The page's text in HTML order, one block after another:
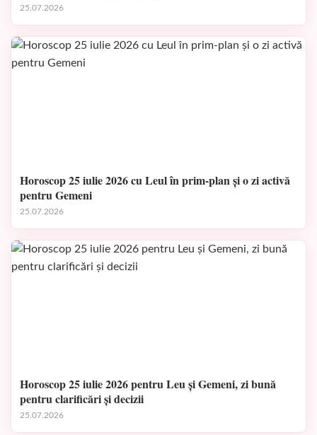
25.07.2026
Horoscop 25 iulie 2026 cu Leul în prim-plan și o zi activă
pentru Gemeni
25.07.2026
Horoscop 25 iulie 2026 pentru Leu și Gemeni, zi bună
pentru clarificări și decizii
25.07.2026